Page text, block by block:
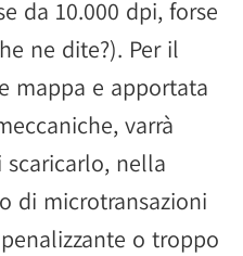
da 10.000 dpi, forse
ne dite?). Per il
mappa e apportata
varrà
nella
di microtransazioni
o troppo